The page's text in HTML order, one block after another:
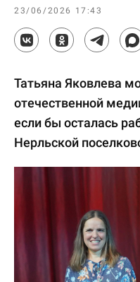
23/06/2026 17:43
Татьяна Яковлева
отечественной
если бы осталась
Нерльской